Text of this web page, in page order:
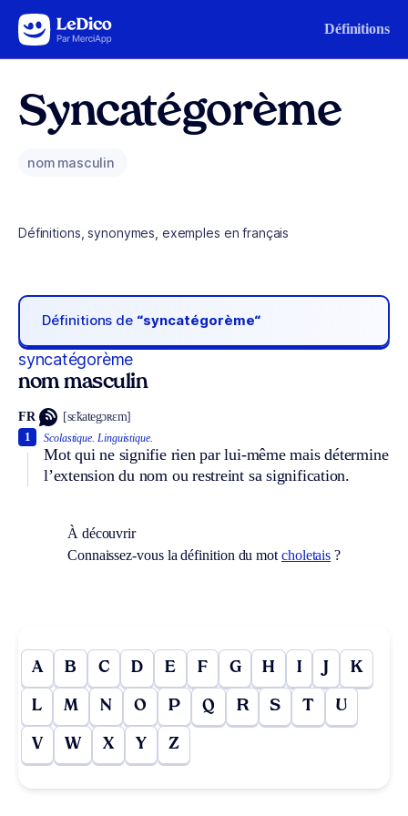
Aller au contenu Définitions
Syncatégorème
nom masculin
Définitions, synonymes, exemples en français
Définitions de “syncatégorème“
syncatégorème
nom masculin
FR [sɛ̃kategɔʀɛm]
Scolastique. Linguistique.
Mot qui ne signifie rien par lui-même mais détermine
l’extension du nom ou restreint sa signification.
1
À découvrir
Connaissez-vous la définition du mot choletais ?
A B C D E F G H I J K
L M N O P Q R S T U
V W X Y Z